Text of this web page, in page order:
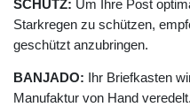
SCHUTZ: Um Ihre Post
Starkregen zu schützen,
geschützt anzubringen.
BANJADO: Ihr Briefkasten
Manufaktur von Hand